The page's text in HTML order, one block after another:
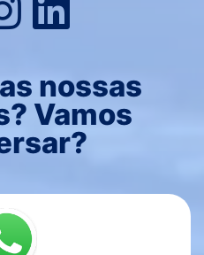
nossas
Vamos